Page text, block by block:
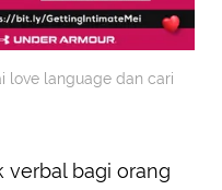
love language dan cari
verbal bagi orang